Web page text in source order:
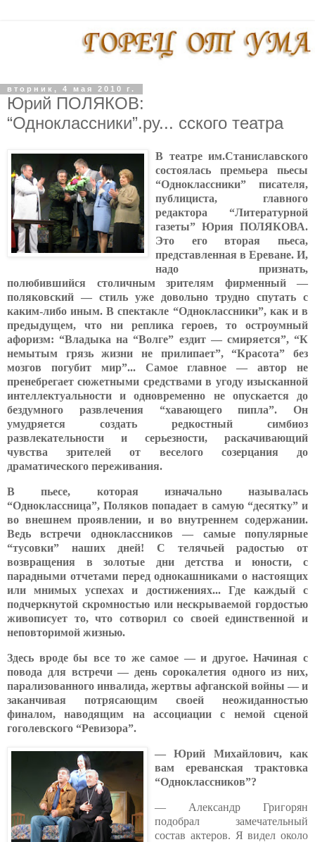
вторник, 4 мая 2010 г.
Юрий ПОЛЯКОВ:
“Одноклассники”.ру... сского театра
В театре им.Станиславского
состоялась премьера пьесы
“Одноклассники” писателя,
публициста, главного
редактора “Литературной
газеты” Юрия ПОЛЯКОВА.
Это его вторая пьеса,
представленная в Ереване. И,
надо признать,
полюбившийся столичным зрителям фирменный —
поляковский — стиль уже довольно трудно спутать с
каким-либо иным. В спектакле “Одноклассники”, как и в
предыдущем, что ни реплика героев, то остроумный
афоризм: “Владыка на “Волге” ездит — смиряется”, “К
немытым грязь жизни не прилипает”, “Красота” без
мозгов погубит мир”... Самое главное — автор не
пренебрегает сюжетными средствами в угоду изысканной
интеллектуальности и одновременно не опускается до
бездумного развлечения “хавающего пипла”. Он
умудряется создать редкостный симбиоз
развлекательности и серьезности, раскачивающий
чувства зрителей от веселого созерцания до
драматического переживания.
В пьесе, которая изначально называлась
“Одноклассница”, Поляков попадает в самую “десятку” и
во внешнем проявлении, и во внутреннем содержании.
Ведь встречи одноклассников — самые популярные
“тусовки” наших дней! С телячьей радостью от
возвращения в золотые дни детства и юности, с
парадными отчетами перед однокашниками о настоящих
или мнимых успехах и достижениях... Где каждый с
подчеркнутой скромностью или нескрываемой гордостью
живописует то, что сотворил со своей единственной и
неповторимой жизнью.
Здесь вроде бы все то же самое — и другое. Начиная с
повода для встречи — день сорокалетия одного из них,
парализованного инвалида, жертвы афганской войны — и
заканчивая потрясающим своей неожиданностью
финалом, наводящим на ассоциации с немой сценой
гоголевского “Ревизора”.
— Юрий Михайлович, как
вам ереванская трактовка
“Одноклассников”?
— Александр Григорян
подобрал замечательный
состав актеров. Я видел около